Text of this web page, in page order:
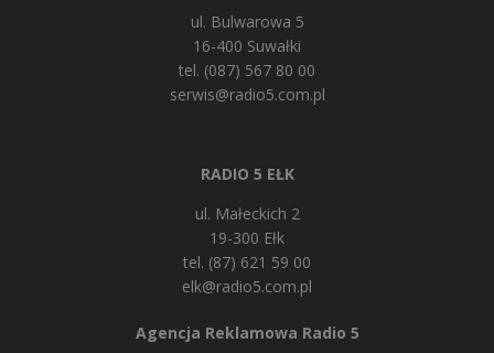
ul. Bulwarowa 5
16-400 Suwałki
tel. (087) 567 80 00
serwis@radio5.com.pl
RADIO 5 EŁK
ul. Małeckich 2
19-300 Ełk
tel. (87) 621 59 00
elk@radio5.com.pl
Agencja Reklamowa Radio 5